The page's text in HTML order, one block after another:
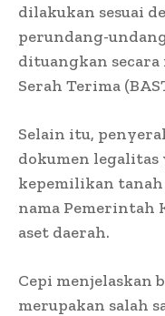
dilakukan sesuai
perundang-
dituangkan secara
Serah Terima
Selain itu,
dokumen legalitas
kepemilikan
nama Pemerintah
aset daerah.
Cepi menjelaskan
merupakan salah